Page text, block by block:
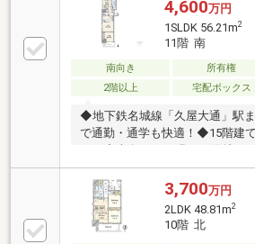
4,600万円
1SLDK 56.21m2
11階 南
南向き 所有権
2階以上
宅配ボックス
◆地下鉄名城線「久屋大通」駅
で通勤・通学も快適！◆15階建
じられるお住まいです！◆お友
理ができる対面キッチン◆サー
や書斎など、多目的に活用でき
◆断熱性に優れたペアガラスを
快適な室内環境を保ちます！◆
3,700万円
2LDK 48.81m2
10階 北